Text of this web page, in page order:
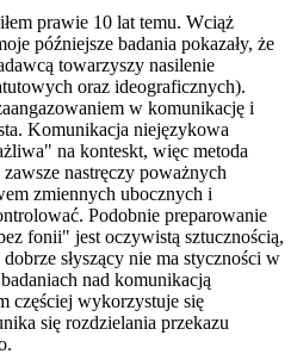
prawie 10 lat temu. Wciąż
późniejsze badania pokazały, że
towarzyszy nasilenie
oraz ideograficznych).
w komunikację i
Komunikacja niejęzykowa
na konteskt, więc metoda
nastręczy poważnych
zmiennych ubocznych i
Podobnie preparowanie
fonii" jest oczywistą sztucznością,
słyszący nie ma styczności w
nad komunikacją
częściej wykorzystuje się
się rozdzielania przekazu